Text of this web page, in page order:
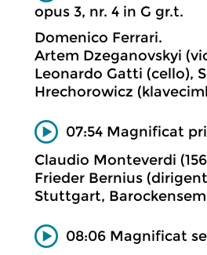
opus 3, nr. 4 in G gr.t.
Domenico Ferrari.
Artem Dzeganovskyi
Leonardo Gatti (cello),
Hrechorowicz
07:54 Magnificat
Claudio Monteverdi
Frieder Bernius
Stuttgart,
08:06 Magnificat